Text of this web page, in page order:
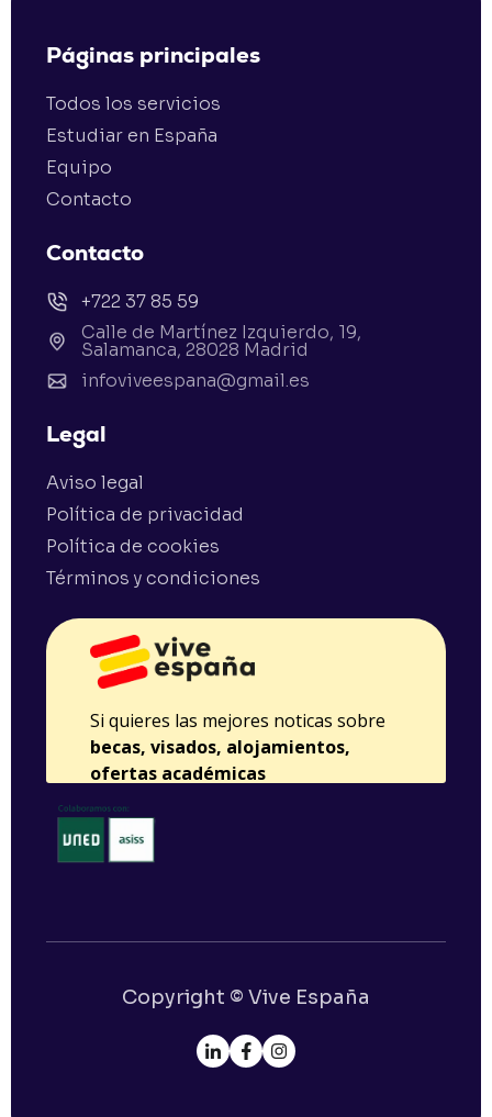
Páginas principales
Todos los servicios
Estudiar en España
Equipo
Contacto
Contacto
+722 37 85 59
Calle de Martínez Izquierdo, 19,
Salamanca, 28028 Madrid
infoviveespana@gmail.es
Legal
Aviso legal
Política de privacidad
Política de cookies
Términos y condiciones
Copyright © Vive España